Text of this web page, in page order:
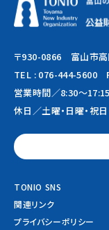
〒930-0866 富山市高
TEL : 076-444-5600
営業時間／8:30～
休日／土曜・日曜・祝
TONIO SNS
関連リンク
プライバシーポリシー